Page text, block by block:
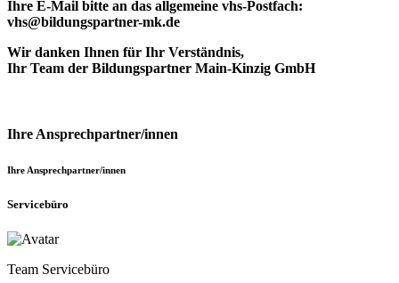
Ihre E-Mail bitte an das allgemeine vhs-Postfach:
vhs@bildungspartner-mk.de
Wir danken Ihnen für Ihr Verständnis,
Ihr Team der Bildungspartner Main-Kinzig GmbH
Ihre Ansprechpartner/innen
Ihre Ansprechpartner/innen
Servicebüro
Team Servicebüro